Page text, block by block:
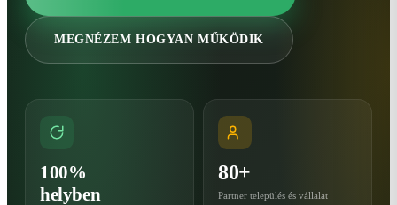
MEGNÉZEM HOGYAN MŰKÖDIK
100%
helyben
80+
Partner település és vállalat